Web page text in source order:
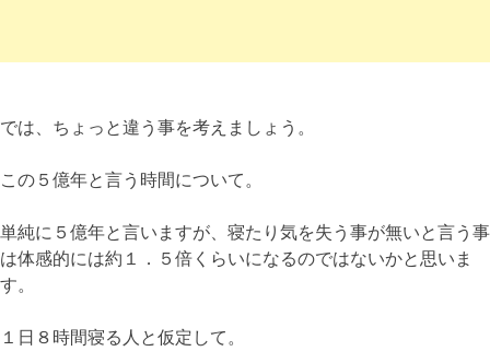
では、ちょっと違う事を考えましょう。
この５億年と言う時間について。
単純に５億年と言いますが、寝たり気を失う事が無いと言う事
は体感的には約１．５倍くらいになるのではないかと思いま
す。
１日８時間寝る人と仮定して。